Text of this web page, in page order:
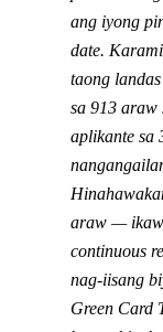
ang iyong
date.
taong
sa 913 araw
aplikante sa
araw — ikaw
continuous
nag-iisang
Green Card